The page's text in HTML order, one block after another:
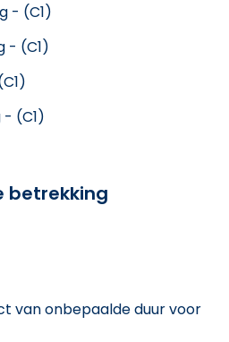
- (C1)
- (C1)
- (C1)
betrekking
van onbepaalde duur voor